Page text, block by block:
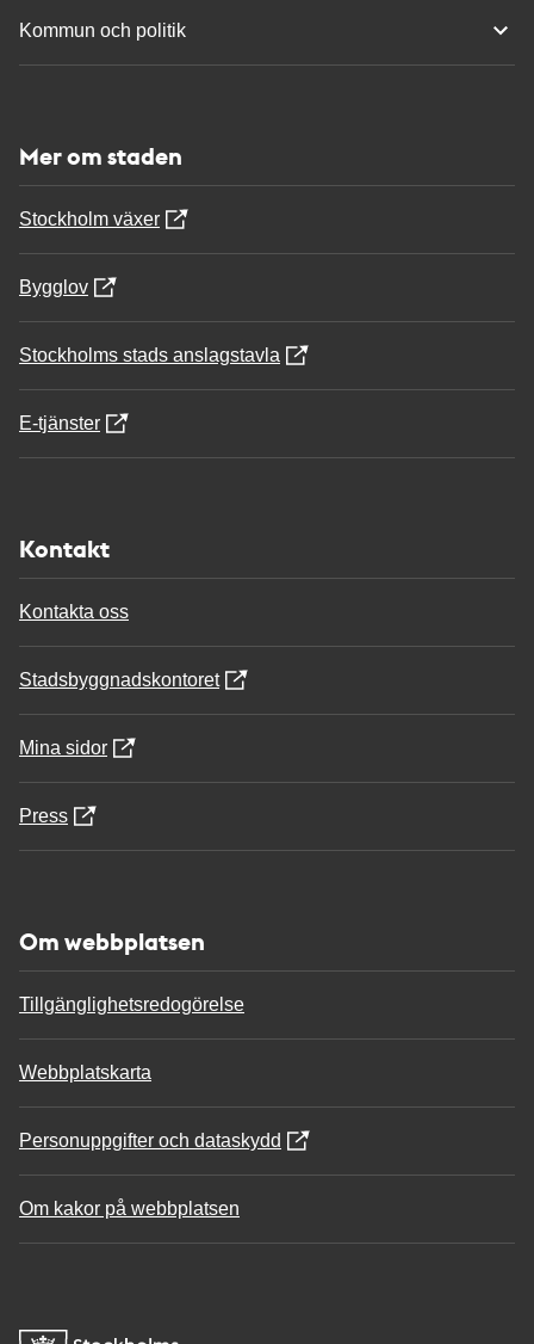
Kommun och politik
Mer om staden
Stockholm växer
Bygglov
Stockholms stads anslagstavla
E-tjänster
Kontakt
Kontakta oss
Stadsbyggnadskontoret
Mina sidor
Press
Om webbplatsen
Tillgänglighetsredogörelse
Webbplatskarta
Personuppgifter och dataskydd
Om kakor på webbplatsen